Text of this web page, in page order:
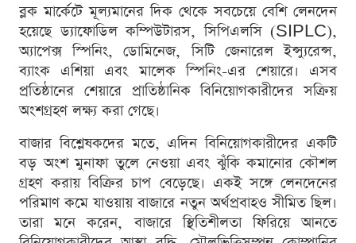
ব্লক মার্কেটে মূল্যমানের দিক থেকে সবচেয়ে বেশি লেনদেন
হয়েছে ড্যাফোডিল কম্পিউটারস, সিপিএলসি (SIPLC),
অ্যাপেক্স স্পিনিং, ডোমিনেজ, সিটি জেনারেল ইন্স্যুরেন্স,
ব্যাংক এশিয়া এবং মালেক স্পিনিং-এর শেয়ারে। এসব
প্রতিষ্ঠানের শেয়ারে প্রাতিষ্ঠানিক বিনিয়োগকারীদের সক্রিয়
অংশগ্রহণ লক্ষ্য করা গেছে।
বাজার বিশ্লেষকদের মতে, এদিন বিনিয়োগকারীদের একটি
বড় অংশ মুনাফা তুলে নেওয়া এবং ঝুঁকি কমানোর কৌশল
গ্রহণ করায় বিক্রির চাপ বেড়েছে। একই সঙ্গে লেনদেনের
পরিমাণ কমে যাওয়ায় বাজারে নতুন অর্থপ্রবাহও সীমিত ছিল।
তারা মনে করেন, বাজারে স্থিতিশীলতা ফিরিয়ে আনতে